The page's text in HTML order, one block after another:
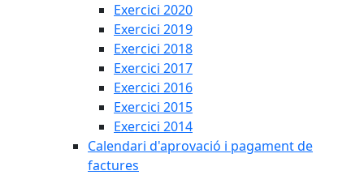
Exercici 2020
Exercici 2019
Exercici 2018
Exercici 2017
Exercici 2016
Exercici 2015
Exercici 2014
Calendari d'aprovació i pagament de
factures